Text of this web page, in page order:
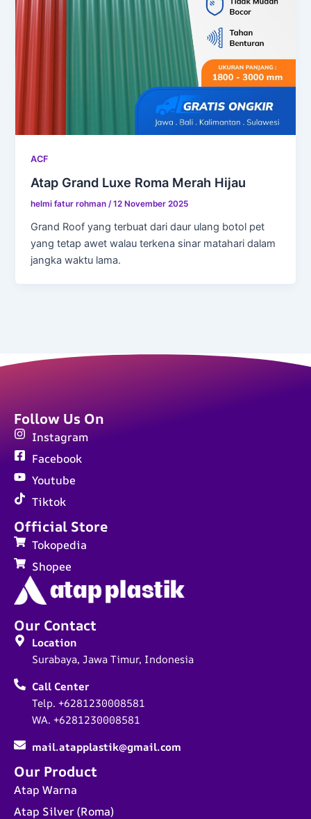
ACF
Atap Grand Luxe Roma Merah Hijau
helmi fatur rohman/12 November 2025
Grand Roof yang terbuat dari daur ulang botol pet
yang tetap awet walau terkena sinar matahari dalam
jangka waktu lama.
Our Product
Atap Warna
Atap Silver (Roma)
Our Contact
Location
Surabaya, Jawa Timur, Indonesia
Call Center
Telp. +6281230008581
WA. +6281230008581
mail.atapplastik@gmail.com
Official Store
Tokopedia
Shopee
Follow Us On
Instagram
Facebook
Youtube
Tiktok